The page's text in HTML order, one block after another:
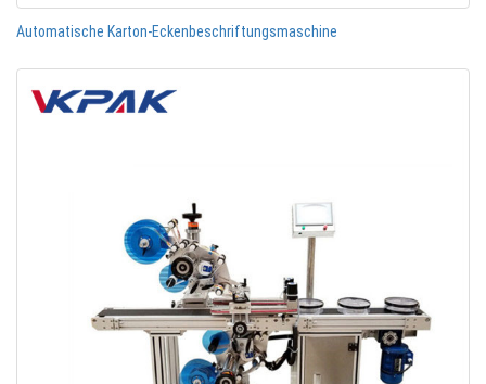
Automatische Karton-Eckenbeschriftungsmaschine